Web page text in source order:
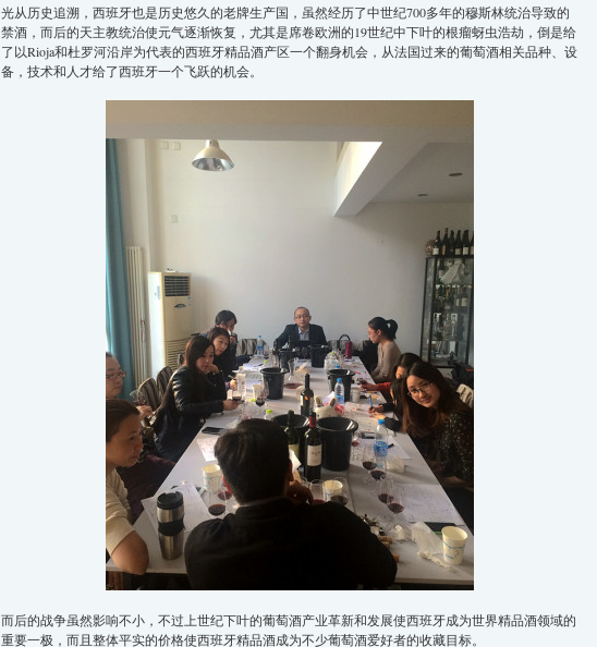
光从历史追溯，西班牙也是历史悠久的老牌生产国，虽然经历了中世纪700多年的穆斯林统治导致的
禁酒，而后的天主教统治使元气逐渐恢复，尤其是席卷欧洲的19世纪中下叶的根瘤蚜虫浩劫，倒是给
了以Rioja和杜罗河沿岸为代表的西班牙精品酒产区一个翻身机会，从法国过来的葡萄酒相关品种、设
备，技术和人才给了西班牙一个飞跃的机会。
而后的战争虽然影响不小，不过上世纪下叶的葡萄酒产业革新和发展使西班牙成为世界精品酒领域的
重要一极，而且整体平实的价格使西班牙精品酒成为不少葡萄酒爱好者的收藏目标。